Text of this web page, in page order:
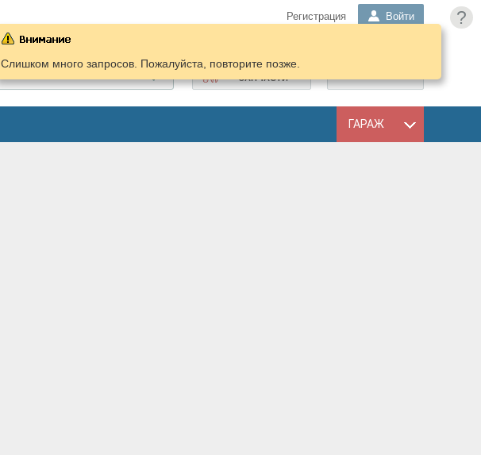
?
Регистрация Войти
ПОДОБРАТЬ
ЗАПЧАСТИ
ГАРАЖ
Слишком много запросов. Пожалуйста, повторите позже.